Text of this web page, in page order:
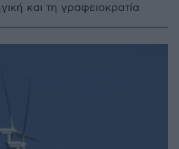
και τη γραφειοκρατία